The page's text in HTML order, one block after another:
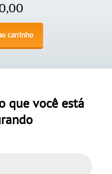
carrinho
que você está